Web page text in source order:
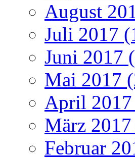
August
Juli 2017
Juni 2017
Mai 2017
April
März
Februar